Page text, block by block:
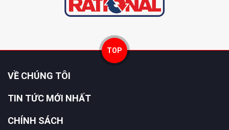
TOP
VỀ CHÚNG TÔI
TIN TỨC MỚI NHẤT
CHÍNH SÁCH